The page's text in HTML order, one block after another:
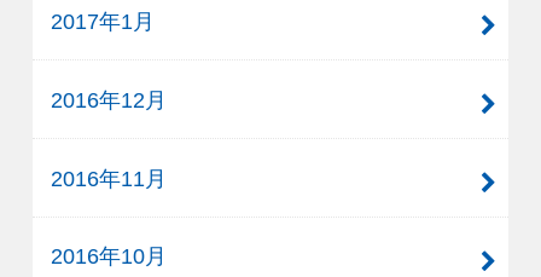
2017年1月
2016年12月
2016年11月
2016年10月